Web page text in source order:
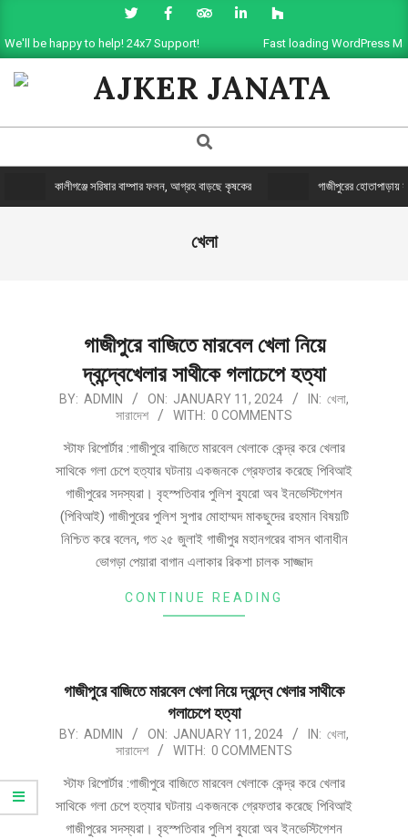
We'll be happy to help! 24x7 Support! Fast loading WordPress
AJKER
কালীগঞ্জে সরিষার বাম্পার ফলন, আগ্রহ বাড়ছে কৃষকের গাজীপুরের হোতাপাড়ায়
খেলা
গাজীপুরে বাজিতে মারবেল খেলা নিয়ে
দ্বন্দ্বেখেলার সাথীকে গলাচেপে হত্যা
BY: ADMIN ON: JANUARY 11, 2024 IN: খেলা,
সারাদেশ
WITH: 0 COMMENTS
স্টাফ রিপোর্টার :গাজীপুরে বাজিতে মারবেল খেলাকে কেন্দ্র করে খেলার
সাথিকে গলা চেপে হত্যার ঘটনায় একজনকে গ্রেফতার করেছে পিবিআই
গাজীপুরের সদস্যরা। বৃহস্পতিবার পুলিশ ব্যুরো অব ইনভেস্টিগেশন
(পিবিআই) গাজীপুরের পুলিশ সুপার মোহাম্মদ মাকছুদের রহমান বিষয়টি
নিশ্চিত করে বলেন, গত ২৫ জুলাই গাজীপুর মহানগরের বাসন থানাধীন
ভোগড়া পেয়ারা বাগান এলাকার রিকশা চালক সাজ্জাদ
CONTINUE READING
গাজীপুরে বাজিতে মারবেল খেলা নিয়ে দ্বন্দ্বে খেলার সাথীকে
গলাচেপে হত্যা
BY: ADMIN ON: JANUARY 11, 2024 IN: খেলা,
সারাদেশ
WITH: 0 COMMENTS
স্টাফ রিপোর্টার :গাজীপুরে বাজিতে মারবেল খেলাকে কেন্দ্র করে খেলার
সাথিকে গলা চেপে হত্যার ঘটনায় একজনকে গ্রেফতার করেছে পিবিআই
গাজীপুরের সদস্যরা। বৃহস্পতিবার পুলিশ ব্যুরো অব ইনভেস্টিগেশন